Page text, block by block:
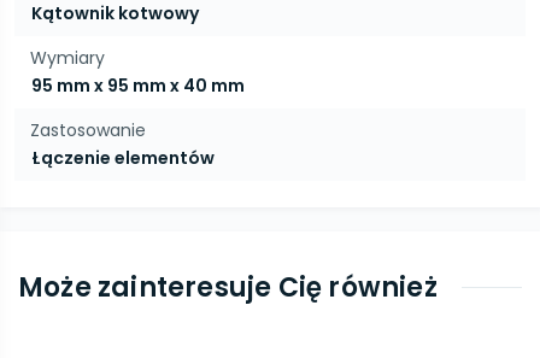
Kątownik kotwowy
Wymiary
95 mm x 95 mm x 40 mm
Zastosowanie
Łączenie elementów
Może zainteresuje Cię również